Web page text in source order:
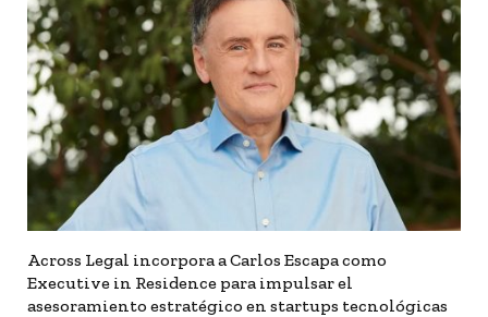
Across Legal incorpora a Carlos Escapa como
Executive in Residence para impulsar el
asesoramiento estratégico en startups tecnológicas